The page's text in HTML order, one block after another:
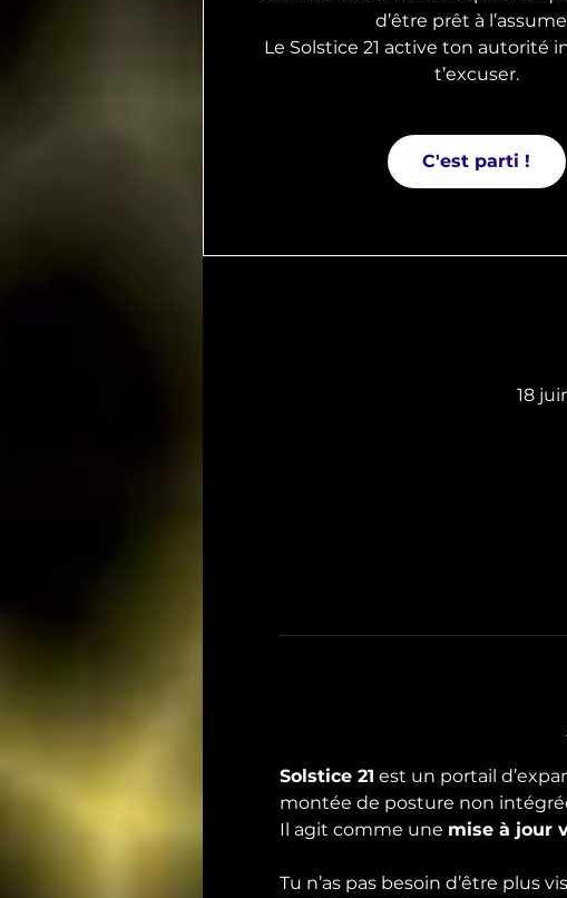
d’être prêt à
Le Solstice 21 active ton autorité
t’excuser.
C'est parti !
18
Solstice 21 est un portail
montée de posture non
Il agit comme une mise à jour
Tu n’as pas besoin d’être plus